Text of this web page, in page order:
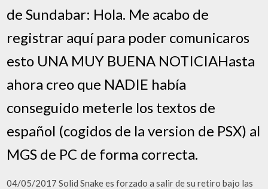
de Sundabar: Hola. Me acabo de
registrar aquí para poder comunicaros
esto UNA MUY BUENA NOTICIAHasta
ahora creo que NADIE había
conseguido meterle los textos de
español (cogidos de la version de PSX) al
MGS de PC de forma correcta.
04/05/2017 Solid Snake es forzado a salir de su retiro bajo las